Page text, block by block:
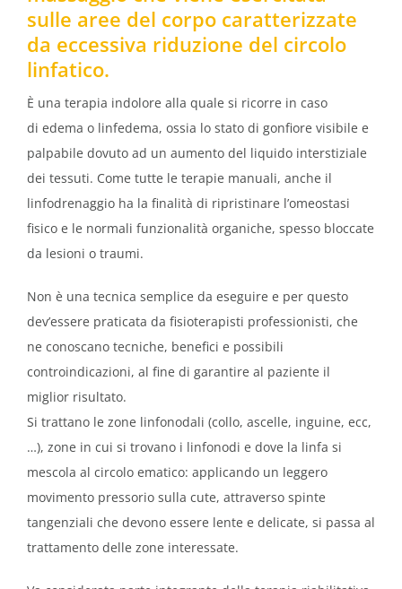
sulle aree del corpo caratterizzate
da eccessiva riduzione del circolo
linfatico.
È una terapia indolore alla quale si ricorre in caso
di edema o linfedema, ossia lo stato di gonfiore visibile e
palpabile dovuto ad un aumento del liquido interstiziale
dei tessuti. Come tutte le terapie manuali, anche il
linfodrenaggio ha la finalità di ripristinare l’omeostasi
fisico e le normali funzionalità organiche, spesso bloccate
da lesioni o traumi.
Non è una tecnica semplice da eseguire e per questo
dev’essere praticata da fisioterapisti professionisti, che
ne conoscano tecniche, benefici e possibili
controindicazioni, al fine di garantire al paziente il
miglior risultato.
Si trattano le zone linfonodali (collo, ascelle, inguine, ecc,
…), zone in cui si trovano i linfonodi e dove la linfa si
mescola al circolo ematico: applicando un leggero
movimento pressorio sulla cute, attraverso spinte
tangenziali che devono essere lente e delicate, si passa al
trattamento delle zone interessate.